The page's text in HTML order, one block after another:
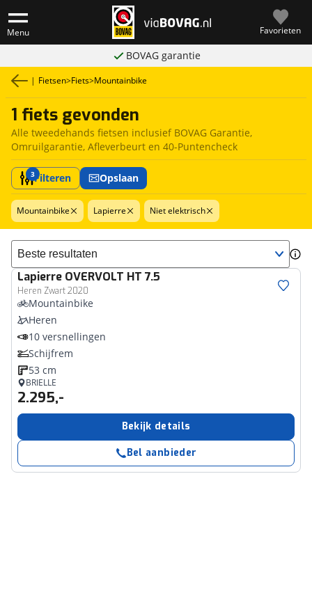
Menu Favorieten
BOVAG garantie
| Fietsen>Fiets>Mountainbike
1 fiets gevonden
Alle tweedehands fietsen inclusief BOVAG Garantie,
Omruilgarantie, Afleverbeurt en 40-Puntencheck
3Filteren Opslaan
Mountainbike Lapierre Niet elektrisch
Sorteer resultaten
Lapierre OVERVOLT HT 7.5
Heren Zwart 2020
Mountainbike
Heren
10 versnellingen
Schijfrem
53 cm
BRIELLE
2.295,-
Bekijk details
Bel aanbieder